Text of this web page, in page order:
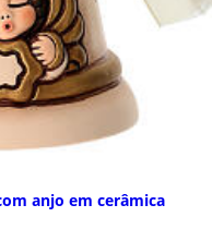
anjo em cerâmica